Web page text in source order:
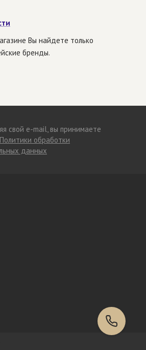
Вы найдете только
бренды.
свой e-mail, вы принимаете
Политики обработки
данных